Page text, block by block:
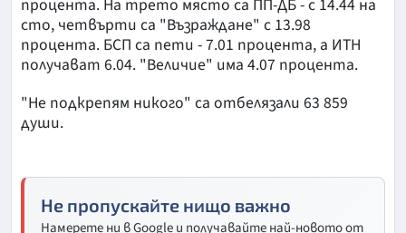
процента. На трето място са ПП-ДБ - с 14.44 на
сто, четвърти са "Възраждане" с 13.98
процента. БСП са пети - 7.01 процента, а ИТН
получават 6.04. "Величие" има 4.07 процента.
"Не подкрепям никого" са отбелязали 63 859
души.
Не пропускайте нищо важно
Намерете ни в Google и получавайте най-новото от